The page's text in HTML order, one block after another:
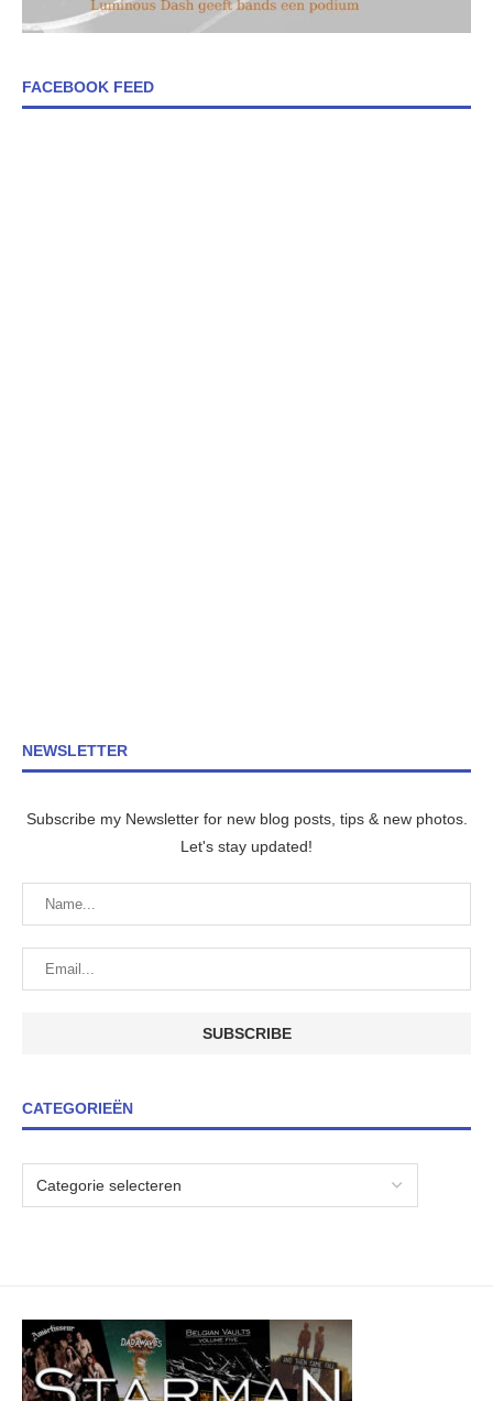
FACEBOOK FEED
NEWSLETTER
Subscribe my Newsletter for new blog posts, tips & new photos.
Let's stay updated!
CATEGORIEËN